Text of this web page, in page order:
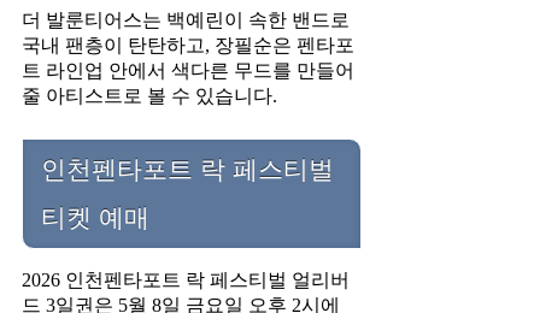
더 발룬티어스는 백예린이 속한 밴드로
국내 팬층이 탄탄하고, 장필순은 펜타포
트 라인업 안에서 색다른 무드를 만들어
줄 아티스트로 볼 수 있습니다.
인천펜타포트 락 페스티벌
티켓 예매
2026 인천펜타포트 락 페스티벌 얼리버
드 3일권은 5월 8일 금요일 오후 2시에